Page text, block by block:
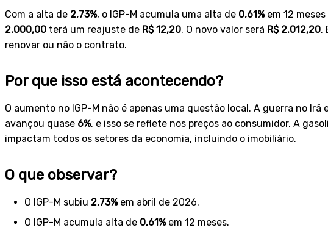
Com a alta de 2,73%, o IGP-M acumula uma alta de 0,61%em 12
2.000,00 terá um reajuste de R$ 12,20. O novo valor será R$ 2.012,20.
renovar ou não o contrato.
Por que isso está acontecendo?
O aumento no IGP-M não é apenas uma questão local. A guerra no
avançou quase 6%, e isso se reflete nos preços ao consumidor. A
impactam todos os setores da economia, incluindo o imobiliário.
O que observar?
O IGP-M subiu 2,73%em abril de 2026.
O IGP-M acumula alta de 0,61%em 12 meses.